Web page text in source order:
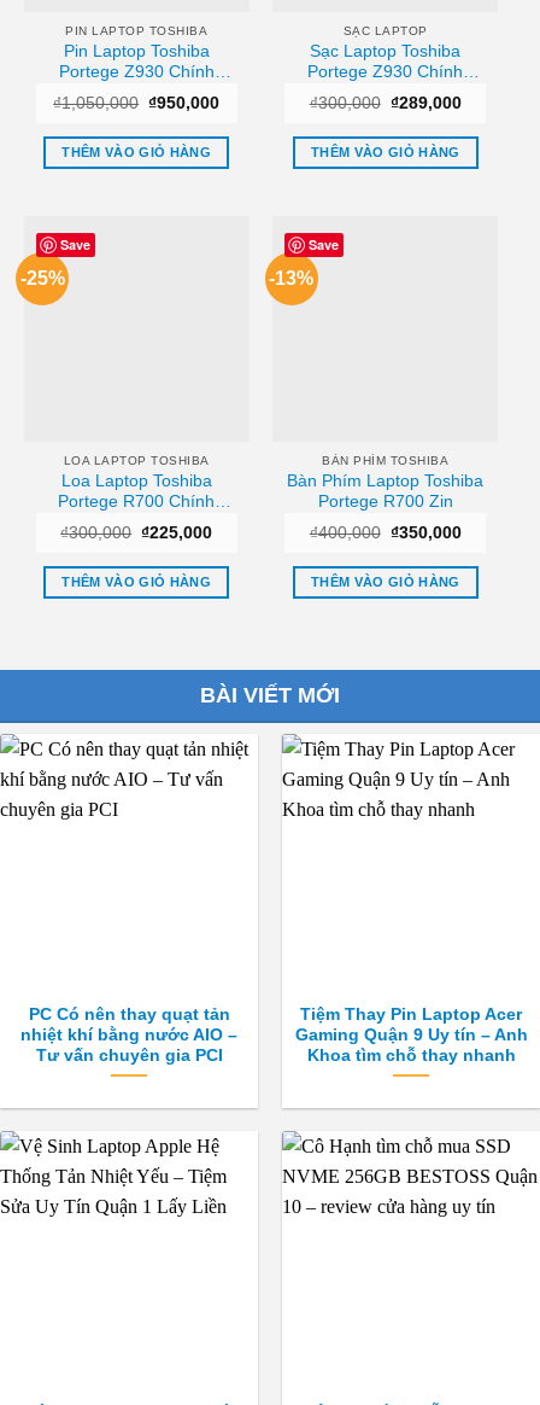
được
chọn
sản
phẩm
PIN LAPTOP TOSHIBA
Pin Laptop Toshiba
Portege Z930 Chính
₫1,050,000 Giá
là:
₫1,050,000.
₫950,000Giá
tại
₫950,000.
THÊM VÀO GIỎ HÀNG
SẠC LAPTOP
Sạc Laptop Toshiba
Portege Z930 Chính
₫300,000 Giá
là:
₫300,000.
₫289,000Giá
tại
₫289,000.
THÊM VÀO GIỎ HÀNG
Save
-25%
LOA LAPTOP TOSHIBA
Loa Laptop Toshiba
Portege R700 Chính
₫300,000 Giá
là:
₫300,000.
₫225,000Giá
tại
₫225,000.
THÊM VÀO GIỎ HÀNG
Save
-13%
BÀN PHÍM TOSHIBA
Bàn Phím Laptop Toshiba
Portege R700 Zin
₫400,000 Giá
là:
₫400,000.
₫350,000Giá
tại
₫350,000.
THÊM VÀO GIỎ HÀNG
BÀI VIẾT MỚI
PC Có nên thay quạt tản
nhiệt khí bằng nước AIO –
Tư vấn chuyên gia PCI
Tiệm Thay Pin Laptop Acer
Gaming Quận 9 Uy tín – Anh
Khoa tìm chỗ thay nhanh